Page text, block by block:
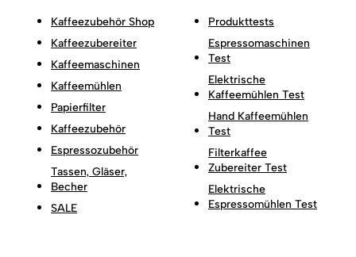
Kaffeezubehör Shop
Kaffeezubereiter
Kaffeemaschinen
Kaffeemühlen
Papierfilter
Kaffeezubehör
Espressozubehör
Tassen, Gläser,
Becher
SALE
Produkttests
Espressomaschinen
Test
Elektrische
Kaffeemühlen Test
Hand Kaffeemühlen
Test
Filterkaffee
Zubereiter Test
Elektrische
Espressomühlen Test